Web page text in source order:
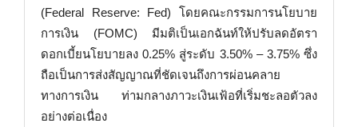
(Federal Reserve: Fed) โดยคณะกรรมการนโยบาย
การเงิน (FOMC) มีมติเป็นเอกฉันท์ให้ปรับลดอัตรา
ดอกเบี้ยนโยบายลง 0.25% สู่ระดับ 3.50% – 3.75% ซึ่ง
ถือเป็นการส่งสัญญาณที่ชัดเจนถึงการผ่อนคลาย
ทางการเงิน ท่ามกลางภาวะเงินเฟ้อที่เริ่มชะลอตัวลง
อย่างต่อเนื่อง